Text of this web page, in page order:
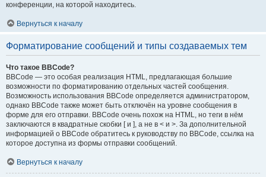
конференции, на которой находитесь.
Вернуться к началу
Форматирование сообщений и типы создаваемых тем
Что такое BBCode?
BBCode — это особая реализация HTML, предлагающая большие
возможности по форматированию отдельных частей сообщения.
Возможность использования BBCode определяется администратором,
однако BBCode также может быть отключён на уровне сообщения в
форме для его отправки. BBCode очень похож на HTML, но теги в нём
заключаются в квадратные скобки [ и ], а не в < и >. За дополнительной
информацией о BBCode обратитесь к руководству по BBCode, ссылка на
которое доступна из формы отправки сообщений.
Вернуться к началу